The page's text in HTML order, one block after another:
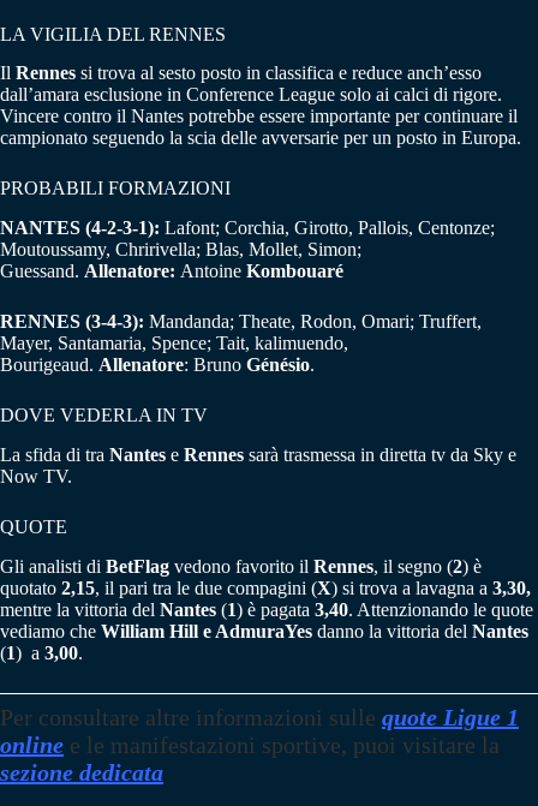
LA VIGILIA DEL RENNES
Il Rennes si trova al sesto posto in classifica e reduce anch’esso
dall’amara esclusione in Conference League solo ai calci di rigore.
Vincere contro il Nantes potrebbe essere importante per continuare il
campionato seguendo la scia delle avversarie per un posto in Europa.
PROBABILI FORMAZIONI
NANTES (4-2-3-1): Lafont; Corchia, Girotto, Pallois, Centonze;
Moutoussamy, Chririvella; Blas, Mollet, Simon;
Guessand. Allenatore: Antoine Kombouaré
RENNES (3-4-3): Mandanda; Theate, Rodon, Omari; Truffert,
Mayer, Santamaria, Spence; Tait, kalimuendo,
Bourigeaud. Allenatore: Bruno Génésio.
DOVE VEDERLA IN TV
La sfida di tra Nantes e Rennes sarà trasmessa in diretta tv da Sky e
Now TV.
QUOTE
Gli analisti di BetFlag vedono favorito il Rennes, il segno (2) è
quotato 2,15, il pari tra le due compagini (X) si trova a lavagna a 3,30,
mentre la vittoria del Nantes (1) è pagata 3,40. Attenzionando le quote
vediamo che William Hill e AdmuraYes danno la vittoria del Nantes
(1) a 3,00.
Per consultare altre informazioni sulle quote Ligue 1
online e le manifestazioni sportive, puoi visitare la
sezione dedicata